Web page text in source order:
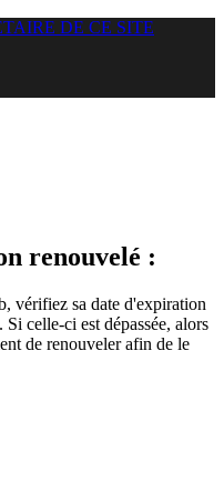
DE CE SITE
renouvelé :
vérifiez sa date d'expiration
celle-ci est dépassée, alors
de renouveler afin de le